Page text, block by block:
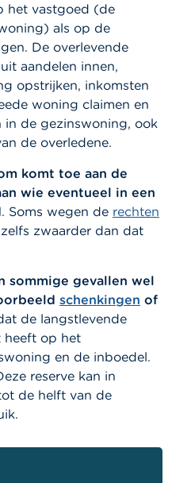
het vastgoed (de
als op de
De overlevende
aandelen innen,
opstrijken, inkomsten
woning claimen en
de gezinswoning, ook
de overledene.
komt toe aan de
wie eventueel in een
. Soms wegen de rechten
zelfs zwaarder dan dat
sommige gevallen wel
schenkingen of
de langstlevende
heeft op het
en de inboedel.
reserve kan in
de helft van de